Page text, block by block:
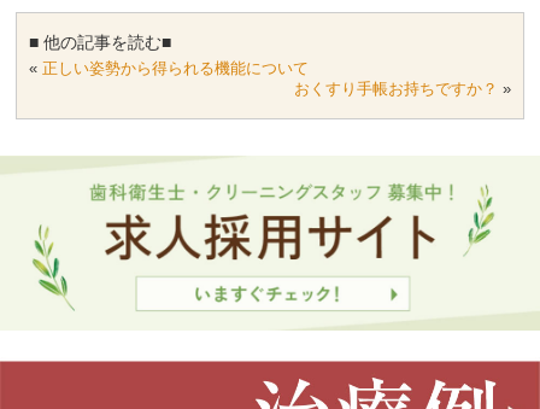
■ 他の記事を読む■
« 正しい姿勢から得られる機能について
おくすり手帳お持ちですか？ »